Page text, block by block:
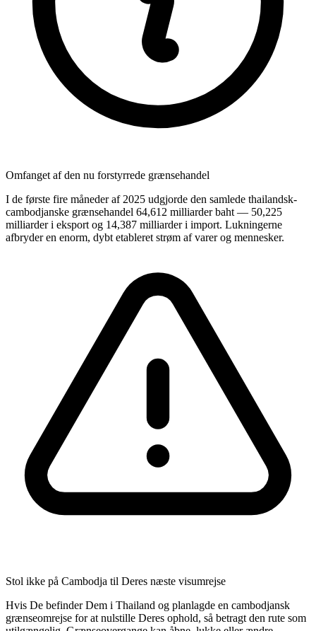
Omfanget af den nu forstyrrede grænsehandel
I de første fire måneder af 2025 udgjorde den samlede thailandsk-
cambodjanske grænsehandel 64,612 milliarder baht — 50,225
milliarder i eksport og 14,387 milliarder i import. Lukningerne
afbryder en enorm, dybt etableret strøm af varer og mennesker.
Stol ikke på Cambodja til Deres næste visumrejse
Hvis De befinder Dem i Thailand og planlagde en cambodjansk
grænseomrejse for at nulstille Deres ophold, så betragt den rute som